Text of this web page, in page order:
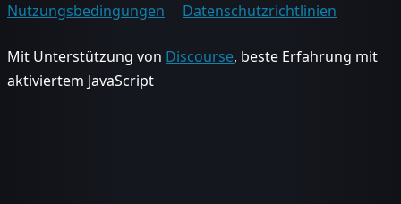
Nutzungsbedingungen
Datenschutzrichtlinien
Mit Unterstützung von Discourse, beste Erfahrung mit
aktiviertem JavaScript